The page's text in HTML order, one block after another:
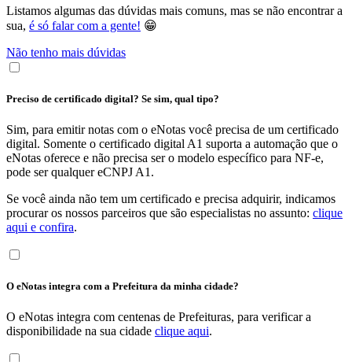
Listamos algumas das dúvidas mais comuns, mas se não encontrar a
sua, é só falar com a gente! 😁
Não tenho mais dúvidas
Preciso de certificado digital? Se sim, qual tipo?
Sim, para emitir notas com o eNotas você precisa de um certificado
digital. Somente o certificado digital A1 suporta a automação que o
eNotas oferece e não precisa ser o modelo específico para NF-e,
pode ser qualquer eCNPJ A1.
Se você ainda não tem um certificado e precisa adquirir, indicamos
procurar os nossos parceiros que são especialistas no assunto: clique
aqui e confira.
O eNotas integra com a Prefeitura da minha cidade?
O eNotas integra com centenas de Prefeituras, para verificar a
disponibilidade na sua cidade clique aqui.